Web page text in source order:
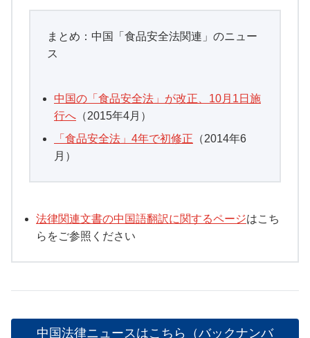
まとめ：中国「食品安全法関連」のニュー
ス
中国の「食品安全法」が改正、10月1日施
行へ （2015年4月）
「食品安全法」4年で初修正 （2014年6
月）
法律関連文書の中国語翻訳に関するページはこち
らをご参照ください
中国法律ニュースはこちら（バックナンバ